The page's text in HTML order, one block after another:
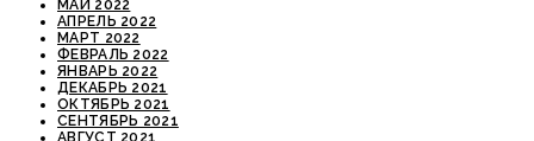
МАЙ 2022
АПРЕЛЬ 2022
МАРТ 2022
ФЕВРАЛЬ 2022
ЯНВАРЬ 2022
ДЕКАБРЬ 2021
ОКТЯБРЬ 2021
СЕНТЯБРЬ 2021
АВГУСТ 2021